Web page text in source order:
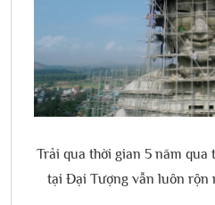
Trải qua thời gian 5 năm qua
tại Đại Tượng vẫn luôn rộn